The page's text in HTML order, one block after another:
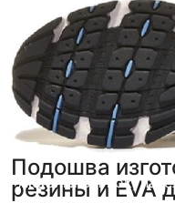
Подошва
резины и EVA
Victor, 5
Анонимный